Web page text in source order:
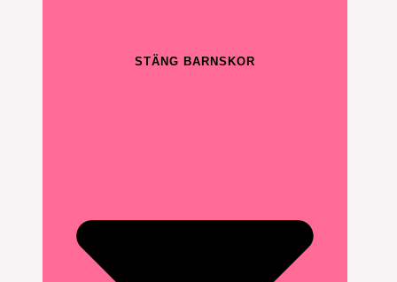
STÄNG BARNSKOR